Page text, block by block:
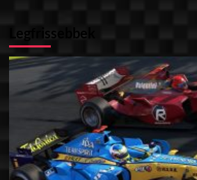
Legfrissebbek